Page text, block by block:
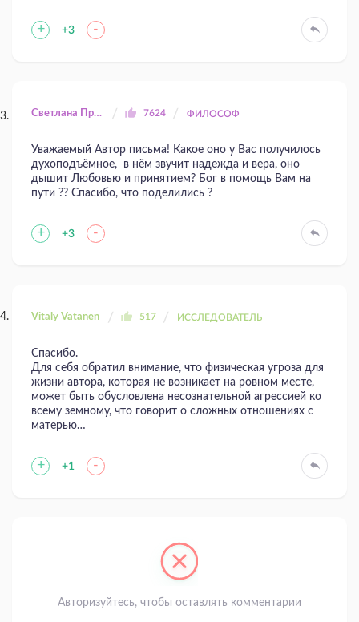
+ +3 -
Светлана Прилуцкая 7624 ФИЛОСОФ
Уважаемый Автор письма! Какое оно у Вас получилось
духоподъёмное, в нём звучит надежда и вера, оно
дышит Любовью и принятием? Бог в помощь Вам на
пути ?? Спасибо, что поделились ?
+ +3 -
Vitaly Vatanen 517 ИССЛЕДОВАТЕЛЬ
Спасибо.
Для себя обратил внимание, что физическая угроза для
жизни автора, которая не возникает на ровном месте,
может быть обусловлена несознательной агрессией ко
всему земному, что говорит о сложных отношениях с
матерью…
+ +1 -
Авторизуйтесь, чтобы оставлять комментарии